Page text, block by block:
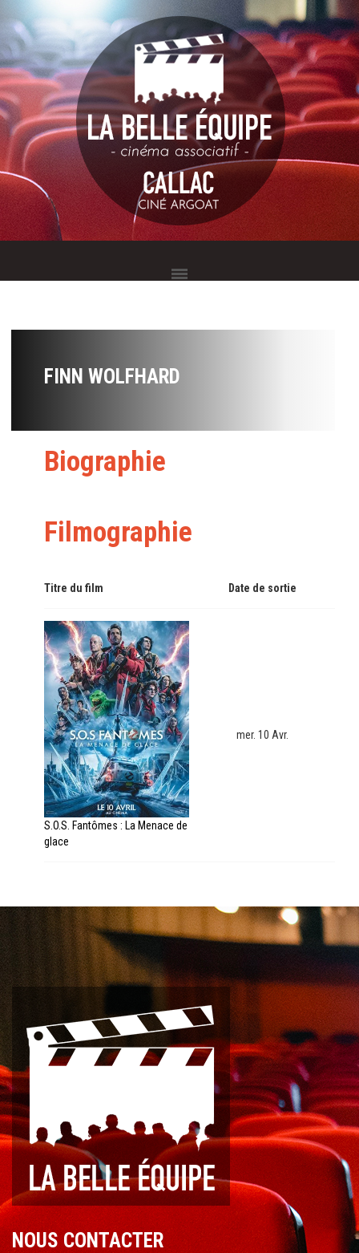
FINN WOLFHARD
Biographie
Filmographie
Titre du film Date de sortie
S.O.S. Fantômes : La Menace de
glace
mer. 10 Avr.
NOUS CONTACTER